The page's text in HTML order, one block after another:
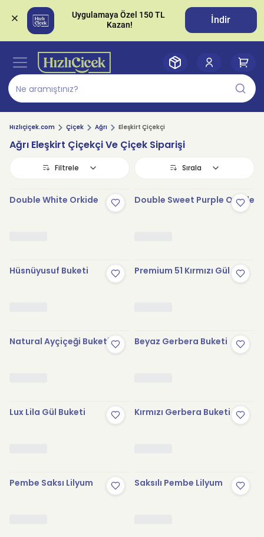
Uygulamaya Özel 150 TL
İndir
Hızlıçiçek.com Çiçek Ağrı Eleşkirt Çiçekçi
Ağrı Eleşkirt Çiçekçi Ve Çiçek Siparişi
Filtrele Sırala
Double White Orkide Double Sweet Purple Orkide
Hüsnüyusuf Buketi Premium 51 Kırmızı Gül
Natural Ayçiçeği Buketi Beyaz Gerbera Buketi
Lux Lila Gül Buketi Kırmızı Gerbera Buketi
Pembe Saksı Lilyum Saksılı Pembe Lilyum